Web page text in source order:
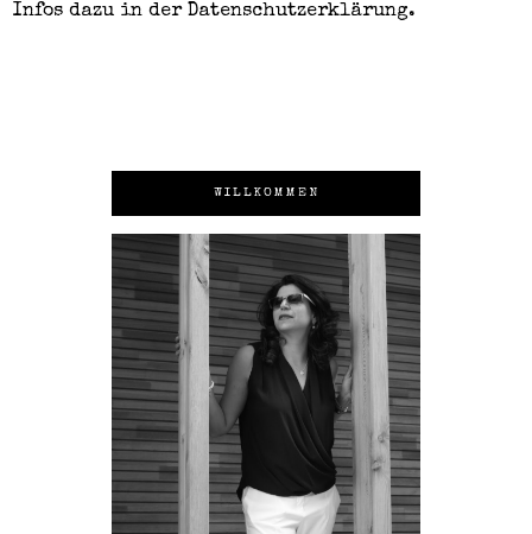
Infos dazu in derDatenschutzerklärung.
WILLKOMMEN